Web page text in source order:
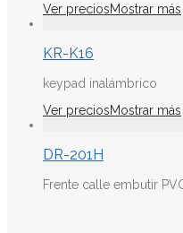
Ver preciosMostrar más
KR-K16
keypad inalámbrico
Ver preciosMostrar más
DR-201H
Frente calle embutir